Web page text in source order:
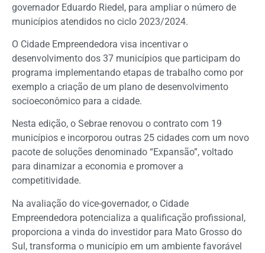
governador Eduardo Riedel, para ampliar o número de
municípios atendidos no ciclo 2023/2024.
O Cidade Empreendedora visa incentivar o
desenvolvimento dos 37 municípios que participam do
programa implementando etapas de trabalho como por
exemplo a criação de um plano de desenvolvimento
socioeconômico para a cidade.
Nesta edição, o Sebrae renovou o contrato com 19
municípios e incorporou outras 25 cidades com um novo
pacote de soluções denominado “Expansão”, voltado
para dinamizar a economia e promover a
competitividade.
Na avaliação do vice-governador, o Cidade
Empreendedora potencializa a qualificação profissional,
proporciona a vinda do investidor para Mato Grosso do
Sul, transforma o município em um ambiente favorável